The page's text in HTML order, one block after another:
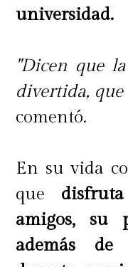
universidad.
"Dicen que
divertida, que
comentó.
En su vida
que
amigos, su
además de